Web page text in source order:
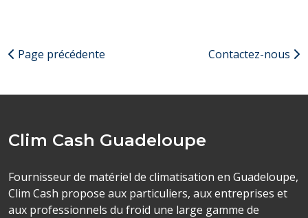
Page précédente Contactez-nous
Clim Cash Guadeloupe
Fournisseur de matériel de climatisation en Guadeloupe,
Clim Cash propose aux particuliers, aux entreprises et
aux professionnels du froid une large gamme de